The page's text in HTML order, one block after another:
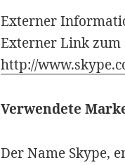
Externer
Externer Link zum
http://
Verwendete
Der Name Skype,